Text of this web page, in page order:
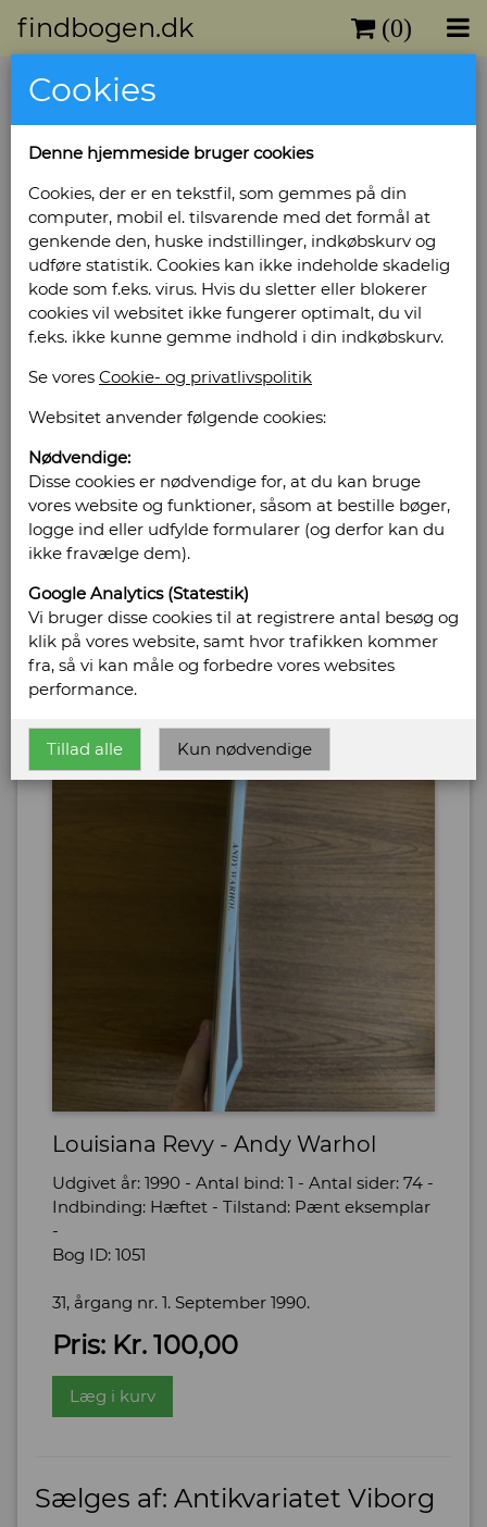
findbogen.dk (0)
Louisiana Revy - Andy Warhol
Udgivet år: 1990 - Antal bind: 1 - Antal sider: 74 -
Indbinding: Hæftet - Tilstand: Pænt eksemplar
-
Bog ID: 1051
31, årgang nr. 1. September 1990.
Pris: Kr. 100,00
Læg i kurv
Sælges af: Antikvariatet Viborg
Cookies
Denne hjemmeside bruger cookies
Cookies, der er en tekstfil, som gemmes på din
computer, mobil el. tilsvarende med det formål at
genkende den, huske indstillinger, indkøbskurv og
udføre statistik. Cookies kan ikke indeholde skadelig
kode som f.eks. virus. Hvis du sletter eller blokerer
cookies vil websitet ikke fungerer optimalt, du vil
f.eks. ikke kunne gemme indhold i din indkøbskurv.
Se vores Cookie- og privatlivspolitik
Websitet anvender følgende cookies:
Nødvendige:
Disse cookies er nødvendige for, at du kan bruge
vores website og funktioner, såsom at bestille bøger,
logge ind eller udfylde formularer (og derfor kan du
ikke fravælge dem).
Google Analytics (Statestik)
Vi bruger disse cookies til at registrere antal besøg og
klik på vores website, samt hvor trafikken kommer
fra, så vi kan måle og forbedre vores websites
performance.
Tillad alle Kun nødvendige